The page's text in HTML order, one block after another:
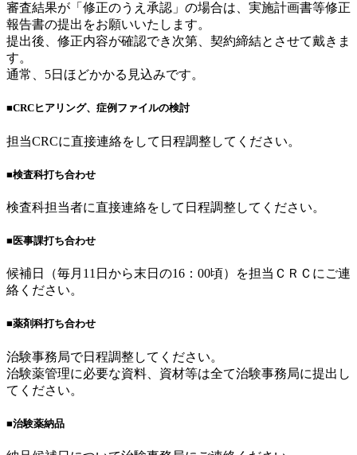
審査結果が「修正のうえ承認」の場合は、実施計画書等修正
報告書の提出をお願いいたします。
提出後、修正内容が確認でき次第、契約締結とさせて戴きま
す。
通常、5日ほどかかる見込みです。
■CRCヒアリング、症例ファイルの検討
担当CRCに直接連絡をして日程調整してください。
■検査科打ち合わせ
検査科担当者に直接連絡をして日程調整してください。
■医事課打ち合わせ
候補日（毎月11日から末日の16：00頃）を担当ＣＲＣにご連
絡ください。
■薬剤科打ち合わせ
治験事務局で日程調整してください。
治験薬管理に必要な資料、資材等は全て治験事務局に提出し
てください。
■治験薬納品